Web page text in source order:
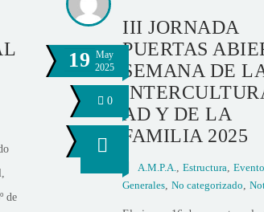
de
19 May
2025
0
III JORNADA
PUERTAS
SEMANA DE
AD Y DE LA
FAMILIA 2025
A.M.P.A.,Estructura,
Generales,No categorizado,